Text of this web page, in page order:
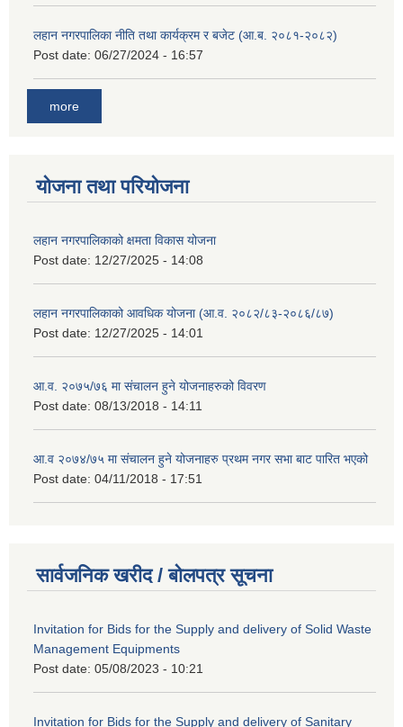
लहान नगरपालिका नीति तथा कार्यक्रम र बजेट (आ.ब. २०८१-२०८२)
Post date: 06/27/2024 - 16:57
more
योजना तथा परियोजना
लहान नगरपालिकाको क्षमता विकास योजना
Post date: 12/27/2025 - 14:08
लहान नगरपालिकाको आवधिक योजना (आ.व. २०८२/८३-२०८६/८७)
Post date: 12/27/2025 - 14:01
आ.व. २०७५/७६ मा संचालन हुने योजनाहरुको विवरण
Post date: 08/13/2018 - 14:11
आ.व २०७४/७५ मा संचालन हुने योजनाहरु प्रथम नगर सभा बाट पारित भएको
Post date: 04/11/2018 - 17:51
सार्वजनिक खरीद / बोलपत्र सूचना
Invitation for Bids for the Supply and delivery of Solid Waste
Management Equipments
Post date: 05/08/2023 - 10:21
Invitation for Bids for the Supply and delivery of Sanitary